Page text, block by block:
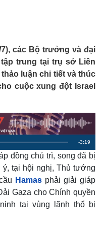
Việc làm
Biển đảo
7), các Bộ trưởng và đại
trung tại trụ sở Liên
luận chi tiết và thúc
cuộc xung đột Israel
R
e
i
-3:19
đồng chủ trì, song đã bị
ý, tại hội nghị, ‎Thủ tướng
Hamas phải giải giáp
Gaza cho Chính quyền
tại vùng lãnh thổ bị